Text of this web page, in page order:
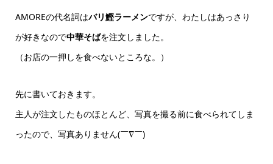
AMOREの代名詞はバリ鰹ラーメンですが、わたしはあっさり
が好きなので中華そばを注文しました。
（お店の一押しを食べないところな。）
先に書いておきます。
主人が注文したものほとんど、写真を撮る前に食べられてしま
ったので、写真ありません(￣∇￣)